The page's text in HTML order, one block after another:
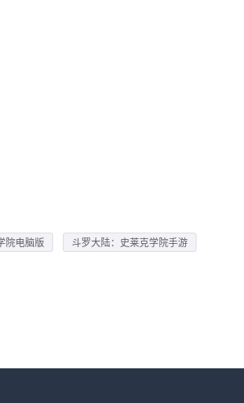
院电脑版
斗罗大陆：史莱克学院手游